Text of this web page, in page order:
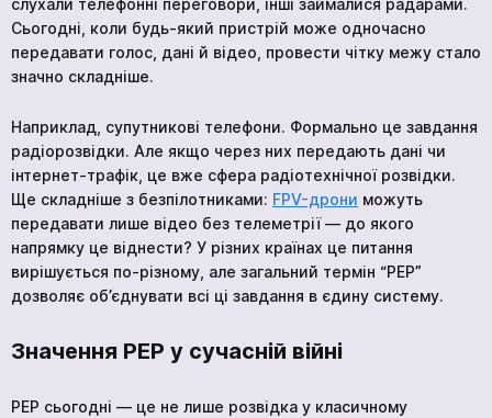
слухали телефонні переговори, інші займалися радарами.
Сьогодні, коли будь-який пристрій може одночасно
передавати голос, дані й відео, провести чітку межу стало
значно складніше.
Наприклад, супутникові телефони. Формально це завдання
радіорозвідки. Але якщо через них передають дані чи
інтернет-трафік, це вже сфера радіотехнічної розвідки.
Ще складніше з безпілотниками: FPV-дрони можуть
передавати лише відео без телеметрії — до якого
напрямку це віднести? У різних країнах це питання
вирішується по-різному, але загальний термін “РЕР”
дозволяє об’єднувати всі ці завдання в єдину систему.
Значення РЕР у сучасній війні
РЕР сьогодні — це не лише розвідка у класичному